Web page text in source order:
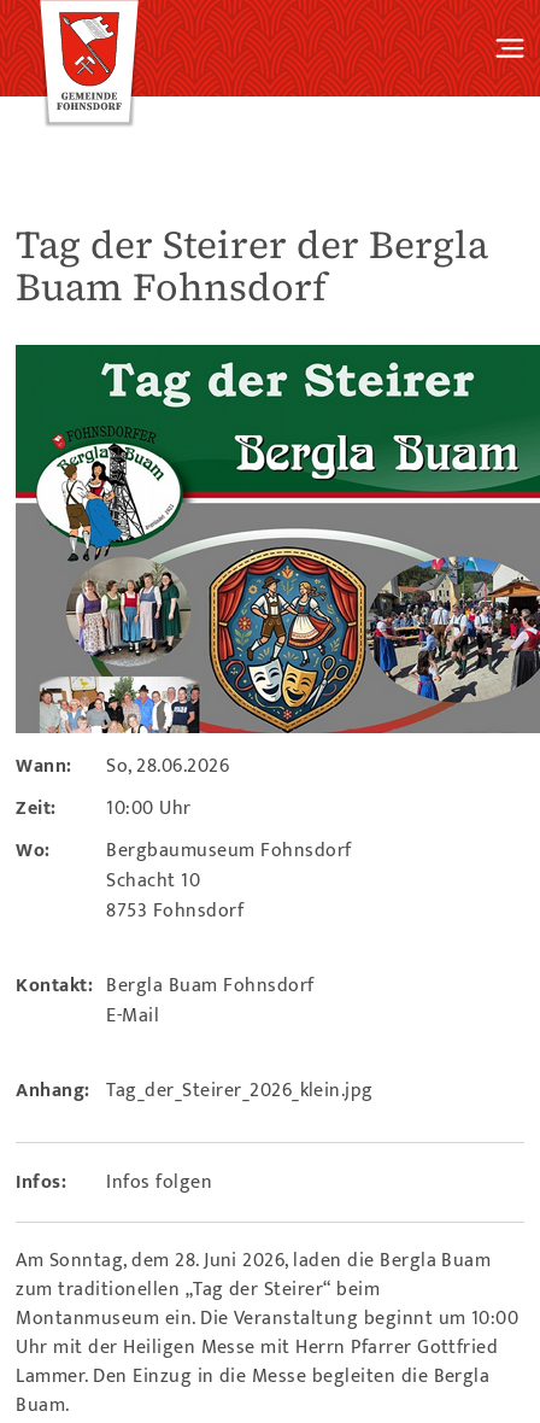
Tag der Steirer der Bergla
Buam Fohnsdorf
Wann:
So, 28.06.2026
Zeit:
10:00 Uhr
Wo:
Bergbaumuseum Fohnsdorf
Schacht 10
8753 Fohnsdorf
Kontakt: Bergla Buam Fohnsdorf
E-Mail
Anhang: Tag_der_Steirer_2026_klein.jpg
Infos: Infos folgen
Am Sonntag, dem 28. Juni 2026, laden die Bergla Buam
zum traditionellen „Tag der Steirer“ beim
Montanmuseum ein. Die Veranstaltung beginnt um 10:00
Uhr mit der Heiligen Messe mit Herrn Pfarrer Gottfried
Lammer. Den Einzug in die Messe begleiten die Bergla
Buam.